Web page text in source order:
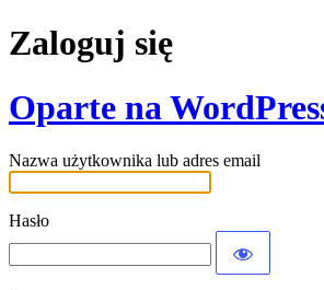
Zaloguj się
Oparte na
Nazwa użytkownika lub adres email
Hasło